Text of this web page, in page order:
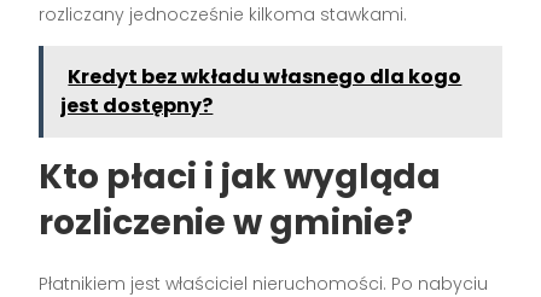
rozliczany jednocześnie kilkoma stawkami.
Kredyt bez wkładu własnego dla kogo
jest dostępny?
Kto płaci i jak wygląda
rozliczenie w gminie?
Płatnikiem jest właściciel nieruchomości. Po nabyciu